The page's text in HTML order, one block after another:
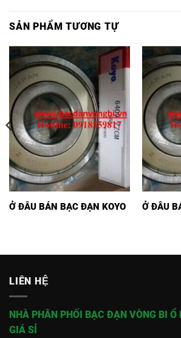
SẢN PHẨM TƯƠNG TỰ
Ở ĐÂU BÁN BẠC ĐẠN KOYO Ở ĐÂU
LIÊN HỆ
NHÀ PHÂN PHỐI BẠC ĐẠN VÒNG BI Ổ
GIÁ SỈ